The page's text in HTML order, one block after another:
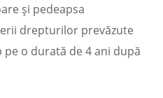
şi pedeapsa
drepturilor prevăzute
pe o durată de 4 ani după